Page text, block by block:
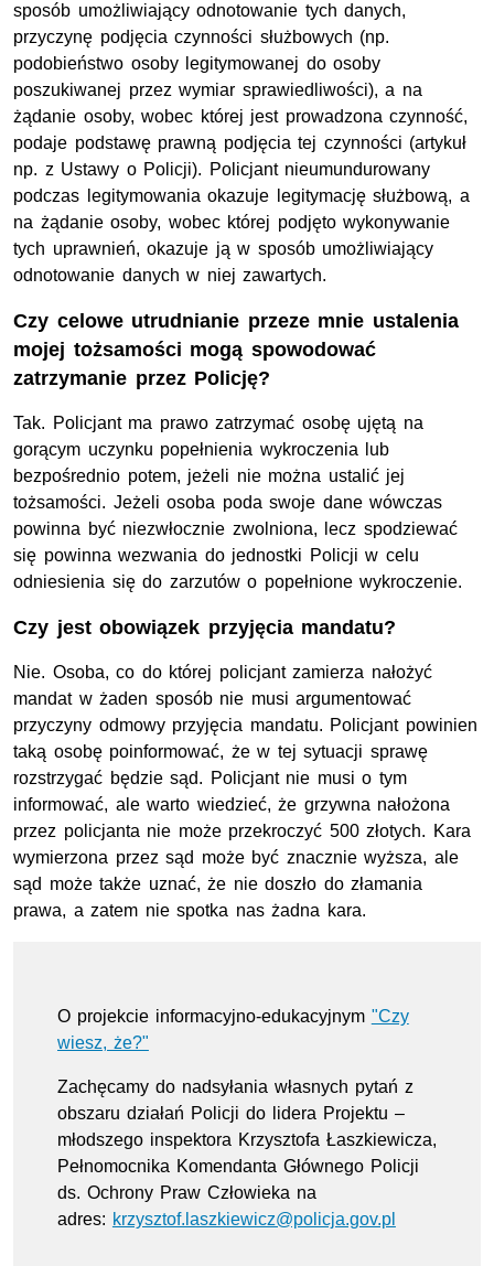
sposób umożliwiający odnotowanie tych danych,
przyczynę podjęcia czynności służbowych (np.
podobieństwo osoby legitymowanej do osoby
poszukiwanej przez wymiar sprawiedliwości), a na
żądanie osoby, wobec której jest prowadzona czynność,
podaje podstawę prawną pod­jęcia tej czynności (artykuł
np. z Ustawy o Policji). Policjant nieumundurowany
podczas legitymowania okazuje legitymację służbową, a
na żądanie osoby, wobec której podjęto wykonywanie
tych uprawnień, okazuje ją w sposób umożliwiający
odnotowanie danych w niej zawartych.
Czy celowe utrudnianie przeze mnie ustalenia
mojej tożsamości mogą spowodować
zatrzymanie przez Policję?
Tak. Policjant ma prawo zatrzymać osobę ujętą na
gorącym uczynku popełnienia wykroczenia lub
bezpośrednio potem, jeżeli nie można ustalić jej
tożsamości. Jeżeli osoba poda swoje dane wówczas
powinna być niezwłocznie zwolniona, lecz spodziewać
się powinna wezwania do jednostki Policji w celu
odniesienia się do zarzutów o popełnione wykroczenie.
Czy jest obowiązek przyjęcia mandatu?
Nie. Osoba, co do której policjant zamierza nałożyć
mandat w żaden sposób nie musi argumentować
przyczyny odmowy przyjęcia mandatu. Policjant powinien
taką osobę poinformować, że w tej sytuacji sprawę
rozstrzygać będzie sąd. Policjant nie musi o tym
informować, ale warto wiedzieć, że grzywna nałożona
przez policjanta nie może przekroczyć 500 złotych. Kara
wymierzona przez sąd może być znacznie wyższa, ale
sąd może także uznać, że nie doszło do złamania
prawa, a zatem nie spotka nas żadna kara.
O projekcie informacyjno-edukacyjnym "Czy
wiesz, że?"
Zachęcamy do nadsyłania własnych pytań z
obszaru działań Policji do lidera Projektu –
młodszego inspektora Krzysztofa Łaszkiewicza,
Pełnomocnika Komendanta Głównego Policji
ds. Ochrony Praw Człowieka na
adres: krzysztof.laszkiewicz@policja.gov.pl